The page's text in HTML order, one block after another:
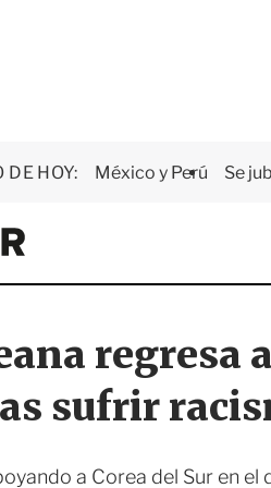
DE HOY: México y Perú Se
E
x
e
i
o
r
regresa
sufrir
a Corea del Sur en